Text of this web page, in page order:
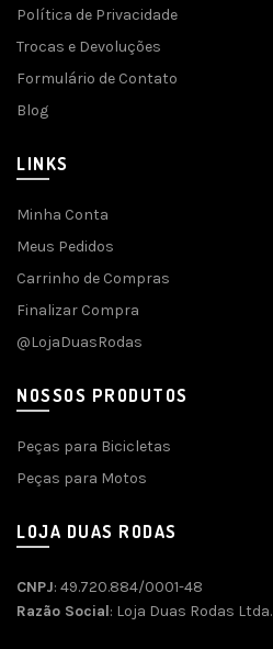
Política de Privacidade
Trocas e Devoluções
Formulário de Contato
Blog
LINKS
Minha Conta
Meus Pedidos
Carrinho de Compras
Finalizar Compra
@LojaDuasRodas
NOSSOS PRODUTOS
Peças para Bicicletas
Peças para Motos
LOJA DUAS RODAS
CNPJ: 49.720.884/0001-48
Razão Social: Loja Duas Rodas Ltda.